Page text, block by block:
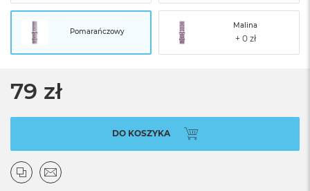
Pomarańczowy
Malina
79 zł
DO KOSZYKA